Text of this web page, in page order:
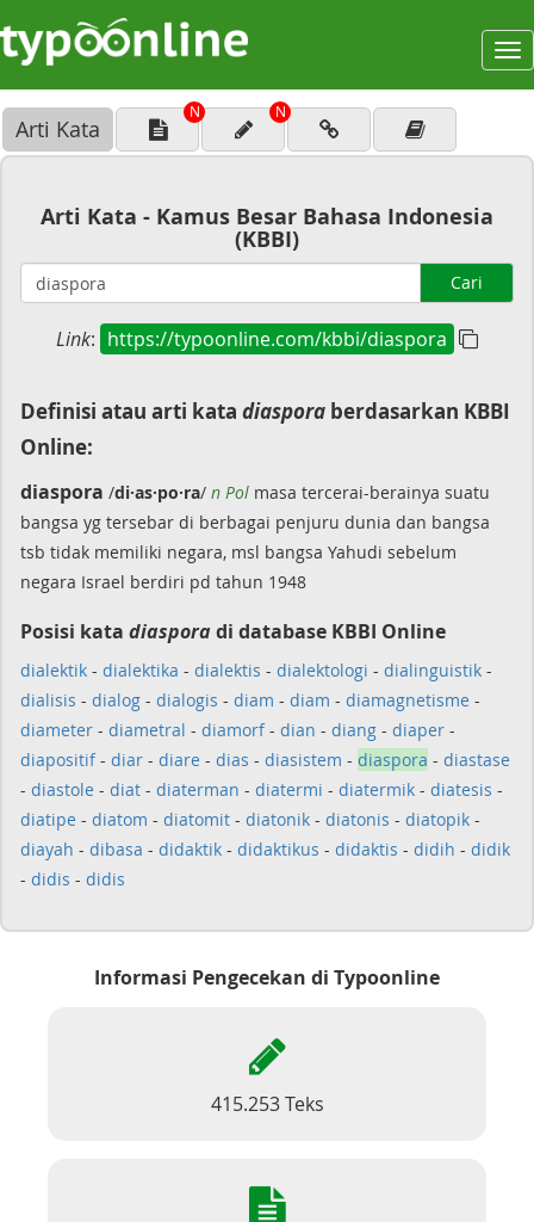
Arti Kata
N N
Arti Kata - Kamus Besar Bahasa Indonesia
(KBBI)
Cari
Link: https://typoonline.com/kbbi/diaspora
Definisi atau arti kata diaspora berdasarkan KBBI
Online:
diaspora /di·as·po·ra/ n Pol masa tercerai-berainya suatu
bangsa yg tersebar di berbagai penjuru dunia dan bangsa
tsb tidak memiliki negara, msl bangsa Yahudi sebelum
negara Israel berdiri pd tahun 1948
Posisi kata diasporadi database KBBI Online
dialektik - dialektika - dialektis - dialektologi - dialinguistik -
dialisis - dialog - dialogis - diam - diam - diamagnetisme -
diameter - diametral - diamorf- dian - diang - diaper -
diapositif- diar - diare - dias - diasistem - diaspora - diastase
- diastole - diat - diaterman - diatermi - diatermik - diatesis -
diatipe - diatom - diatomit - diatonik - diatonis - diatopik -
diayah - dibasa - didaktik - didaktikus - didaktis - didih - didik
- didis - didis
Informasi Pengecekan di Typoonline
415.253 Teks